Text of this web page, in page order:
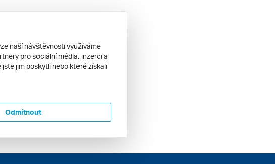
naší návštěvnosti využíváme
pro sociální média, inzerci a
jim poskytli nebo které získali
Odmítnout